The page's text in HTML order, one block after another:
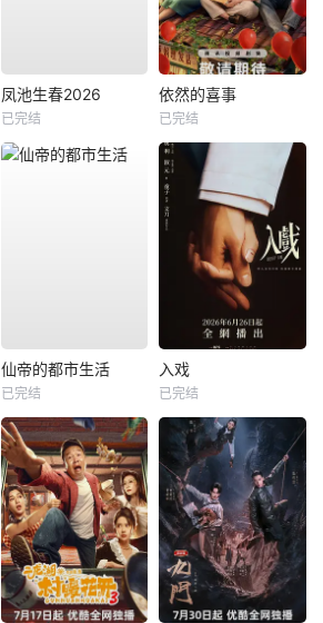
凤池生春2026
已完结
依然的喜事
已完结
仙帝的都市生活
已完结
入戏
已完结